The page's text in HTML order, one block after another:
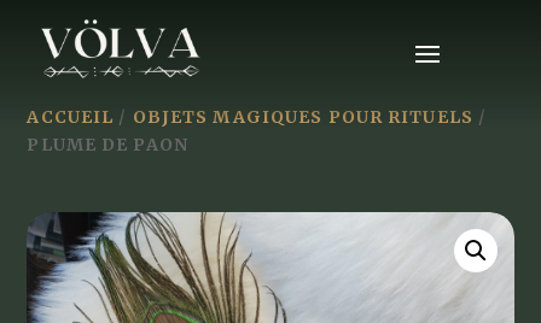
ACCUEIL / OBJETS MAGIQUES POUR RITUELS /
PLUME DE PAON